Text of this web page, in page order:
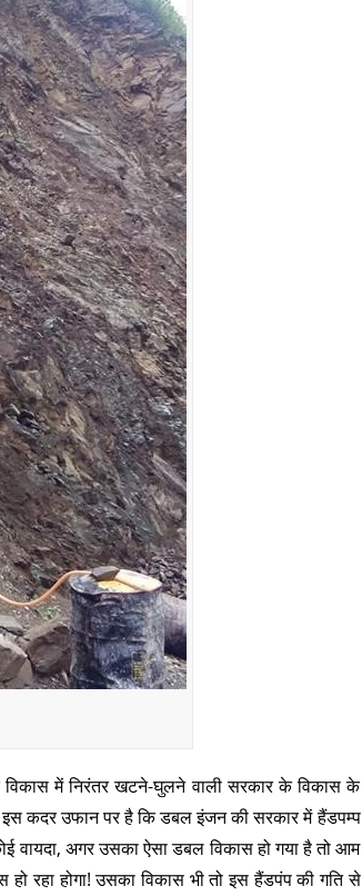
विकास में निरंतर खटने-घुलने वाली सरकार के विकास के
कदर उफान पर है कि डबल इंजन की सरकार में हैंडपम्प
वायदा, अगर उसका ऐसा डबल विकास हो गया है तो आम
रहा होगा! उसका विकास भी तो इस हैंडपंप की गति से